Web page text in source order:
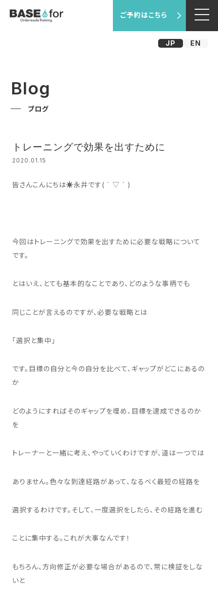
ご予約はこちら
JP EN
Blog
ブログ
トレーニングで効果を出すために
2020.01.15
皆さんこんにちは☀️永井です( ´ ▽ ` )
今回はトレーニングで効果を出すために必要な戦略について
です。
とはいえ、とても基本的なことであり、どのような事柄でも
同じことが言えるのですが、必要な戦略とは
「選択と集中」
です。目標の自分と今の自分を比べて、ギャップがどこにあるの
か
どのようにすればそのギャップを埋め、目標を達成できるのか
を
トレーナーと一緒に考え、やっていくわけですが、道は一つでは
ありません。色々な到達経路があって、なるべく最短の経路を
選択するわけです。そして、一度選択をしたら、その経路を進む
ことに集中する。これが大事なんです！
もちろん、方向修正が必要な場合があるので、常に検証をしな
いと